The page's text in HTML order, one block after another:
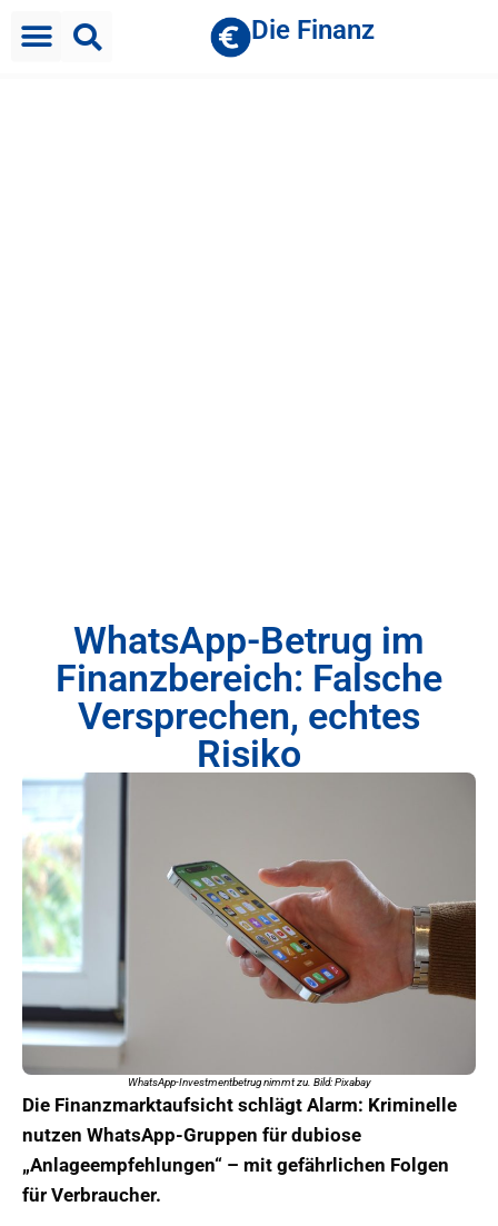
Die Finanz
WhatsApp-Betrug im
Finanzbereich: Falsche
Versprechen, echtes
Risiko
WhatsApp-Investmentbetrug nimmt zu. Bild: Pixabay
Die Finanzmarktaufsicht schlägt Alarm: Kriminelle
nutzen WhatsApp-Gruppen für dubiose
„Anlageempfehlungen“ – mit gefährlichen Folgen
für Verbraucher.